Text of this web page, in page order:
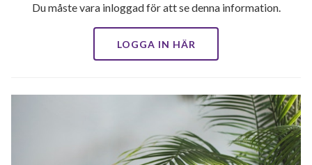
Du måste vara inloggad för att se denna information.
LOGGA IN HÄR